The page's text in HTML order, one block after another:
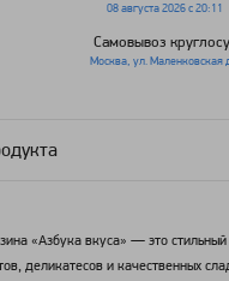
08 августа 2026 с 20:11
Самовывоз
Москва, ул. Маленковская
«Азбука вкуса» — это
деликатесов и качественных